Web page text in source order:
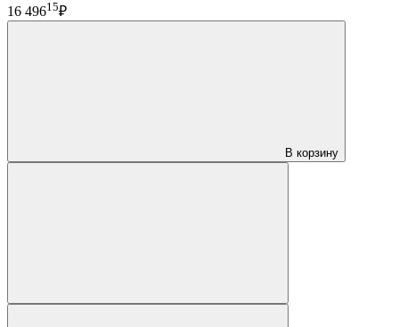
16 49615₽
В корзину